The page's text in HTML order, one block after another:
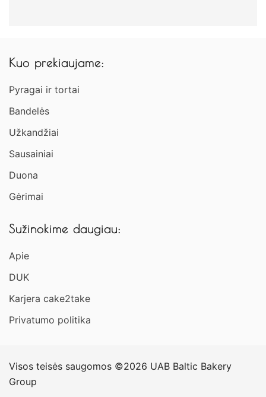
Kuo prekiaujame:
Pyragai ir tortai
Bandelės
Užkandžiai​
Sausainiai
Duona
Gėrimai
Sužinokime daugiau:
Apie
DUK
Karjera cake2take
Privatumo politika
Visos teisės saugomos ©2026 UAB Baltic Bakery
Group